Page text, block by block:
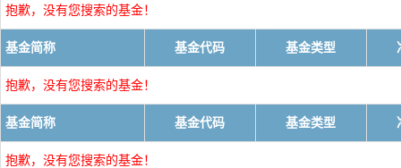
抱歉，没有您搜索的基金！
基金简称 基金代码 基金类型
抱歉，没有您搜索的基金！
基金简称 基金代码 基金类型
抱歉，没有您搜索的基金！